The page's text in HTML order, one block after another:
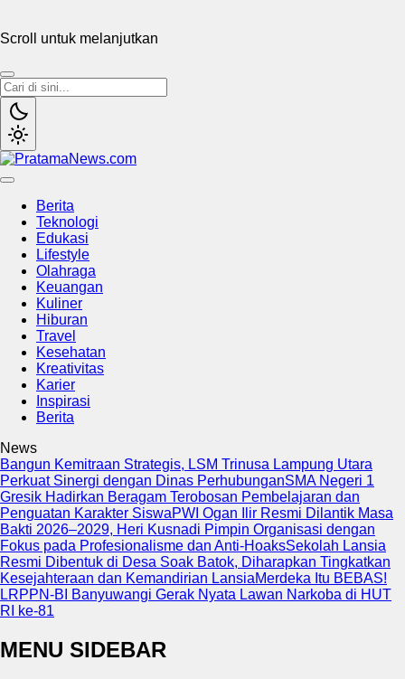
Scroll untuk melanjutkan
Berita
Teknologi
Edukasi
Lifestyle
Olahraga
Keuangan
Kuliner
Hiburan
Travel
Kesehatan
Kreativitas
Karier
Inspirasi
Berita
News
Bangun Kemitraan Strategis, LSM Trinusa Lampung Utara
Perkuat Sinergi dengan Dinas PerhubunganSMA Negeri 1
Gresik Hadirkan Beragam Terobosan Pembelajaran dan
Penguatan Karakter SiswaPWI Ogan Ilir Resmi Dilantik Masa
Bakti 2026–2029, Heri Kusnadi Pimpin Organisasi dengan
Fokus pada Profesionalisme dan Anti-HoaksSekolah Lansia
Resmi Dibentuk di Desa Soak Batok, Diharapkan Tingkatkan
Kesejahteraan dan Kemandirian LansiaMerdeka Itu BEBAS!
LRPPN-BI Banyuwangi Gerak Nyata Lawan Narkoba di HUT
RI ke-81
MENU SIDEBAR